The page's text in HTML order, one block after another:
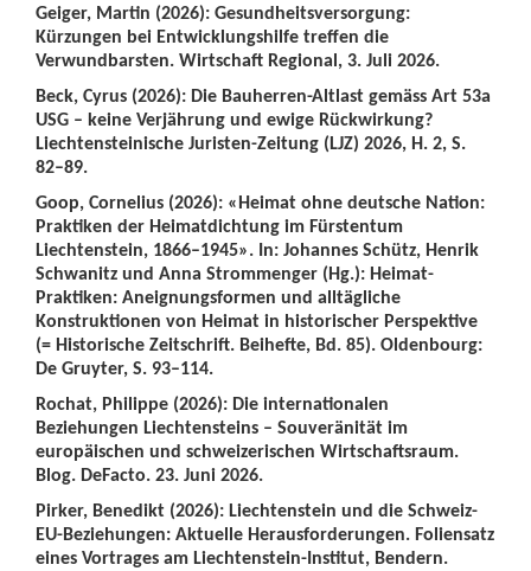
Geiger, Martin (2026): Gesundheitsversorgung:
Kürzungen bei Entwicklungshilfe treffen die
Verwundbarsten. Wirtschaft Regional, 3. Juli 2026.
Beck, Cyrus (2026): Die Bauherren-Altlast gemäss Art 53a
USG – keine Verjährung und ewige Rückwirkung?
Liechtensteinische Juristen-Zeitung (LJZ) 2026, H. 2, S.
82–89.
Goop, Cornelius (2026): «Heimat ohne deutsche Nation:
Praktiken der Heimatdichtung im Fürstentum
Liechtenstein, 1866–1945». In: Johannes Schütz, Henrik
Schwanitz und Anna Strommenger (Hg.): Heimat-
Praktiken: Aneignungsformen und alltägliche
Konstruktionen von Heimat in historischer Perspektive
(= Historische Zeitschrift. Beihefte, Bd. 85). Oldenbourg:
De Gruyter, S. 93–114.
Rochat, Philippe (2026): Die internationalen
Beziehungen Liechtensteins – Souveränität im
europäischen und schweizerischen Wirtschaftsraum.
Blog. DeFacto. 23. Juni 2026.
Pirker, Benedikt (2026): Liechtenstein und die Schweiz-
EU-Beziehungen: Aktuelle Herausforderungen. Foliensatz
eines Vortrages am Liechtenstein-Institut, Bendern.